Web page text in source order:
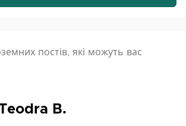
постів, які можуть вас
B.